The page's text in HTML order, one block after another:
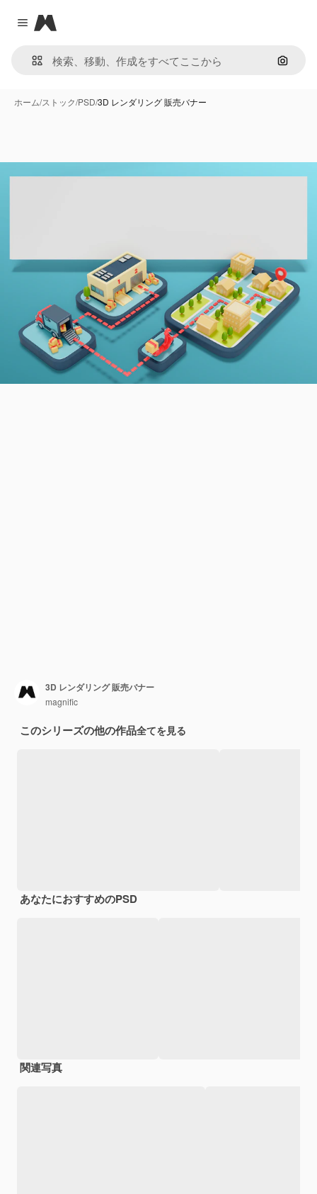
Close menu
Magnific
画像で
ホーム/ストック/PSD/3D レンダリング 販売バナー
3D レンダリング 販売バナー
magnific
このシリーズの他の作品全てを見る
あなたにおすすめのPSD
関連写真